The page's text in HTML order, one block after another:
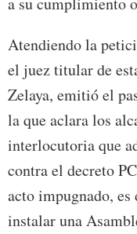
Atendiendo la
el juez titular de
Zelaya, emitió el
la que aclara los
interlocutoria que
contra el decreto
acto impugnado, es
instalar una